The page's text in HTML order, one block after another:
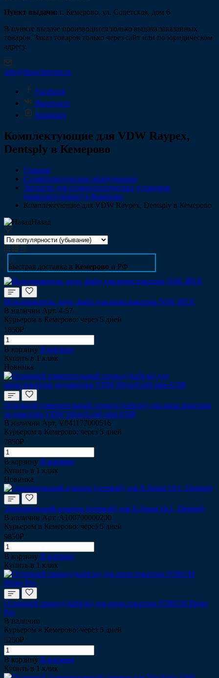
Пункт выдачи: г. Кемерово, ул. Советская, дом 6
В пункте выдаче производится только выдача заказанных
товаров. Заказ товаров только через сайт или по юридическом
адресу.
info@fintechgroup.ru
Facebook
Вконтакте
Instagram
Комплектующие для VDW Raypex,
Dentsply в Кемерово
Главная
Стоматологическое оборудование
Запчасти для стоматологических установок
(комплектующие) в Кемерово
Комплектующие для VDW Raypex, Dentsply в Кемерово
Назад
Быстрая доставка в Кемерово и РФ
Иглодержатель, щуп, файл для апекслокатора NSK IPEX
В наличии Арт. 4-57
Курьером в Кемерово: через 5 дней
1850₽
В корзину В корзине
Купить в 1 клик
Новинка
Основной измерительный провод (кабель) для апекслокатора
эндомотора VDW Silver/Gold mini-USB
В наличии Арт. V041177000516
Курьером в Кемерово: через 5 дней
7850₽
В корзину В корзине
Купить в 1 клик
Новинка
Электрический адаптер (сетевой) для X-Smart 16:1, Dentsply
В наличии Арт. A100700000200
Курьером в Кемерово: через 5 дней
9850₽
В корзину В корзине
Купить в 1 клик
Основной провод (кабель) для апекслокатора FORUM Bingo
Pro
В наличии
Курьером в Кемерово: через 5 дней
5250₽
В корзину В корзине
Купить в 1 клик